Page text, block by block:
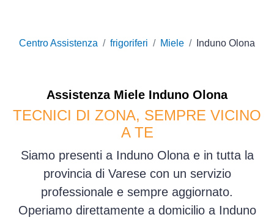
Centro Assistenza frigoriferi Miele Induno Olona
Assistenza Miele Induno Olona
TECNICI DI ZONA, SEMPRE VICINO
A TE
Siamo presenti a Induno Olona e in tutta la
provincia di Varese con un servizio
professionale e sempre aggiornato.
Operiamo direttamente a domicilio a Induno